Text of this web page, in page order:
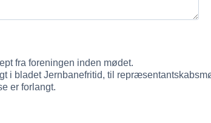
fra foreningen inden mødet.
i bladet Jernbanefritid, til
er forlangt.